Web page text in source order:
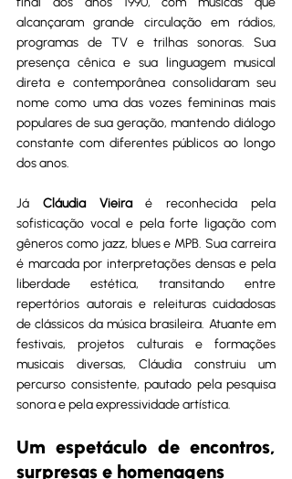
alcançaram grande circulação em rádios,
programas de TV e trilhas sonoras. Sua
presença cênica e sua linguagem musical
direta e contemporânea consolidaram seu
nome como uma das vozes femininas mais
populares de sua geração, mantendo diálogo
constante com diferentes públicos ao longo
dos anos.
Já Cláudia Vieira é reconhecida pela
sofisticação vocal e pela forte ligação com
gêneros como jazz, blues e MPB. Sua carreira
é marcada por interpretações densas e pela
liberdade estética, transitando entre
repertórios autorais e releituras cuidadosas
de clássicos da música brasileira. Atuante em
festivais, projetos culturais e formações
musicais diversas, Cláudia construiu um
percurso consistente, pautado pela pesquisa
sonora e pela expressividade artística.
Um espetáculo de encontros,
surpresas e homenagens